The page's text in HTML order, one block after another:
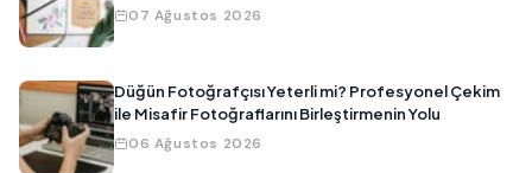
07 Ağustos 2026
Düğün Fotoğrafçısı Yeterli mi? Profesyonel Çekim
ile Misafir Fotoğraflarını Birleştirmenin Yolu
06 Ağustos 2026